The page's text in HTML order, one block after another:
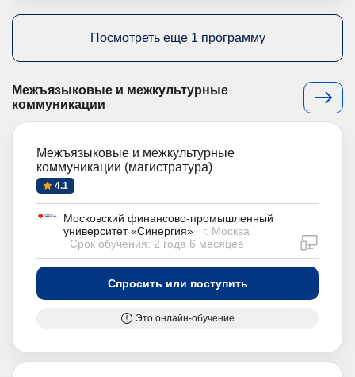
Посмотреть еще 1 программу
Межъязыковые и межкультурные
коммуникации
Межъязыковые и межкультурные
коммуникации (магистратура)
4.1
Московский финансово-промышленный
университет «Синергия»
г. Москва
Срок обучения: 2 года 6 месяцев
Спросить или поступить
Это онлайн-обучение